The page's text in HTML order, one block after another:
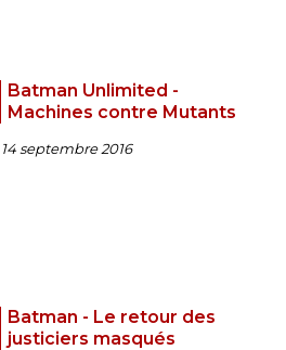
Batman Unlimited -
Machines contre Mutants
14 septembre 2016
Batman - Le retour des
justiciers masqués